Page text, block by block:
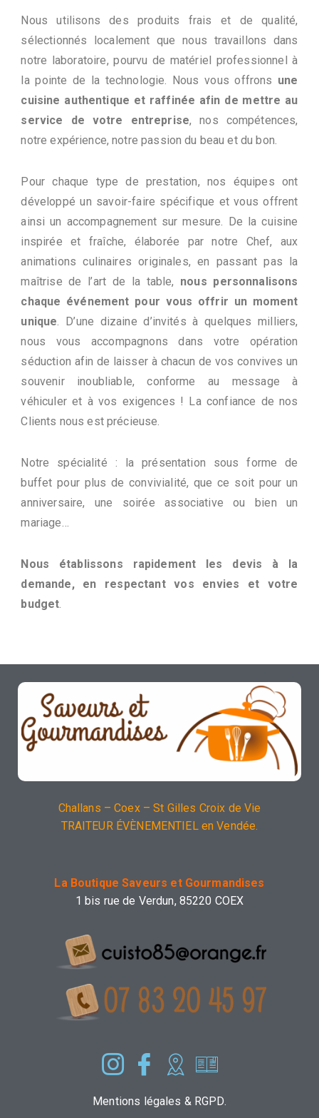
Nous utilisons des produits frais et de qualité,
sélectionnés localement que nous travaillons dans
notre laboratoire, pourvu de matériel professionnel à
la pointe de la technologie. Nous vous offrons une
cuisine authentique et raffinée afin de mettre au
service de votre entreprise, nos compétences,
notre expérience, notre passion du beau et du bon.
Pour chaque type de prestation, nos équipes ont
développé un savoir-faire spécifique et vous offrent
ainsi un accompagnement sur mesure. De la cuisine
inspirée et fraîche, élaborée par notre Chef, aux
animations culinaires originales, en passant pas la
maîtrise de l’art de la table, nous personnalisons
chaque événement pour vous offrir un moment
unique. D’une dizaine d’invités à quelques milliers,
nous vous accompagnons dans votre opération
séduction afin de laisser à chacun de vos convives un
souvenir inoubliable, conforme au message à
véhiculer et à vos exigences ! La confiance de nos
Clients nous est précieuse.
Notre spécialité : la présentation sous forme de
buffet pour plus de convivialité, que ce soit pour un
anniversaire, une soirée associative ou bien un
mariage…
Nous établissons rapidement les devis à la
demande, en respectant vos envies et votre
budget.
Challans – Coex – St Gilles Croix de Vie
TRAITEUR ÉVÈNEMENTIEL en Vendée.
La Boutique Saveurs et Gourmandises
1 bis rue de Verdun, 85220 COEX
Mentions légales & RGPD.